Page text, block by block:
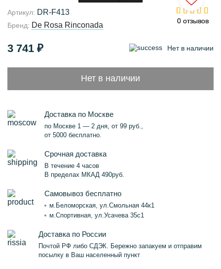
0 отзывов
Артикул: DR-F413
Бренд: De Rosa Rinconada 0 отзывов
3 741 ₽ Нет в наличии
Нет в наличии
Доставка по Москве
по Москве 1 — 2 дня, от 99 руб.,
от 5000 бесплатно.
Срочная доставка
В течение 4 часов
В пределах МКАД 490руб.
Самовывоз бесплатно
м.Беломорская, ул.Смольная 44к1
м.Спортивная, ул.Усачева 35с1
Доставка по России
Почтой РФ либо СДЭК. Бережно запакуем и отправим
посылку в Ваш населенный пункт